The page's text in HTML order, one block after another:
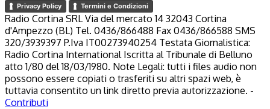
Privacy Policy Termini e Condizioni
Radio Cortina SRL Via del mercato 14 32043 Cortina
d'Ampezzo (BL) Tel. 0436/866488 Fax 0436/866588 SMS
320/3939397 P.Iva IT00273940254 Testata Giornalistica:
Radio Cortina International Iscritta al Tribunale di Belluno
atto 1/80 del 18/03/1980. Note Legali: tutti i files audio non
possono essere copiati o trasferiti su altri spazi web, è
tuttavia consentito un link diretto previa autorizzazione. -
Contributi